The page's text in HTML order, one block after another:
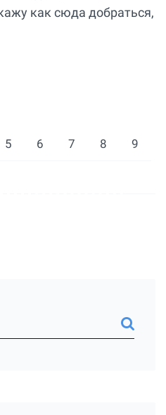
как сюда добраться,
5 6 7 8 9